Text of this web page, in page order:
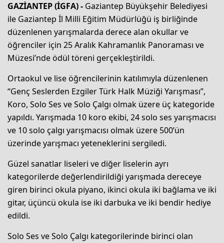
GAZİANTEP (İGFA) - Gaziantep Büyükşehir Belediyesi
ile Gaziantep İl Milli Eğitim Müdürlüğü iş birliğinde
düzenlenen yarışmalarda derece alan okullar ve
öğrenciler için 25 Aralık Kahramanlık Panoraması ve
Müzesi’nde ödül töreni gerçekleştirildi.
Ortaokul ve lise öğrencilerinin katılımıyla düzenlenen
“Genç Seslerden Ezgiler Türk Halk Müziği Yarışması”,
Koro, Solo Ses ve Solo Çalgı olmak üzere üç kategoride
yapıldı. Yarışmada 10 koro ekibi, 24 solo ses yarışmacısı
ve 10 solo çalgı yarışmacısı olmak üzere 500’ün
üzerinde yarışmacı yeteneklerini sergiledi.
Güzel sanatlar liseleri ve diğer liselerin ayrı
kategorilerde değerlendirildiği yarışmada dereceye
giren birinci okula piyano, ikinci okula iki bağlama ve iki
gitar, üçüncü okula ise iki darbuka ve iki bendir hediye
edildi.
Solo Ses ve Solo Çalgı kategorilerinde birinci olan